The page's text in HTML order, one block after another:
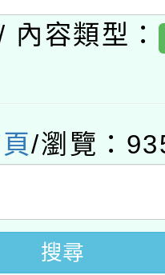
講師名單
與教學軟
申請許可
利署委託
院辦理「
及節水達
日(星期六
祈福系列
」
地景藝術
容類型：
/瀏覽：
搜尋